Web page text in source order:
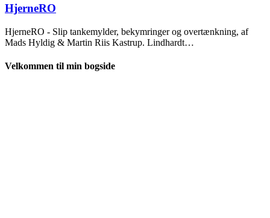
2025
HjerneRO
HjerneRO - Slip tankemylder, bekymringer og overtænkning, af
Mads Hyldig & Martin Riis Kastrup. Lindhardt…
Velkommen til min bogside